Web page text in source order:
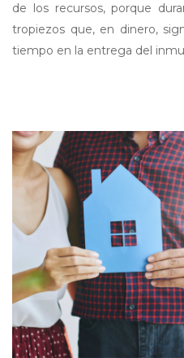
de los recursos, porque
tropiezos que, en dinero,
tiempo en la entrega del